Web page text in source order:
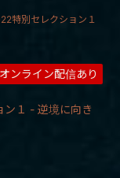
特別セレクション１
ン１ - 逆境に向き
オンライン配信あり